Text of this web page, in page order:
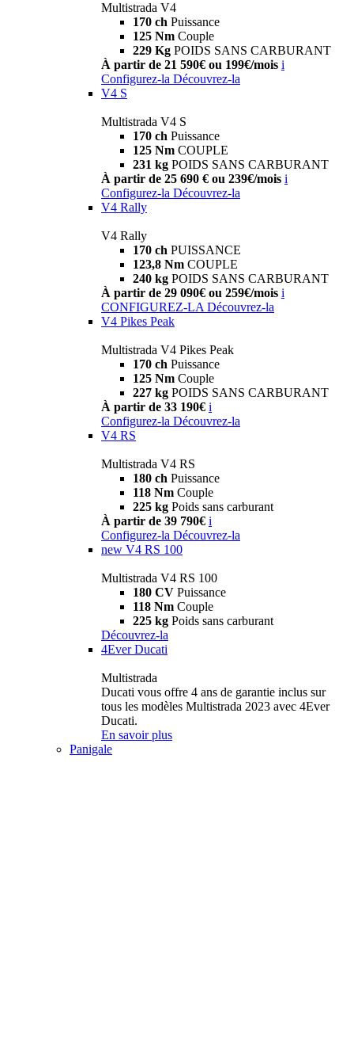
Multistrada V4
170 ch Puissance
125 Nm Couple
229 Kg POIDS SANS CARBURANT
À partir de 21 590€ ou 199€/mois i
Configurez-la Découvrez-la
V4 S
Multistrada V4 S
170 ch Puissance
125 Nm COUPLE
231 kg POIDS SANS CARBURANT
À partir de 25 690 € ou 239€/mois i
Configurez-la Découvrez-la
V4 Rally
V4 Rally
170 ch PUISSANCE
123,8 Nm COUPLE
240 kg POIDS SANS CARBURANT
À partir de 29 090€ ou 259€/mois i
CONFIGUREZ-LA Découvrez-la
V4 Pikes Peak
Multistrada V4 Pikes Peak
170 ch Puissance
125 Nm Couple
227 kg POIDS SANS CARBURANT
À partir de 33 190€ i
Configurez-la Découvrez-la
V4 RS
Multistrada V4 RS
180 ch Puissance
118 Nm Couple
225 kg Poids sans carburant
À partir de 39 790€ i
Configurez-la Découvrez-la
new V4 RS 100
Multistrada V4 RS 100
180 CV Puissance
118 Nm Couple
225 kg Poids sans carburant
Découvrez-la
4Ever Ducati
Multistrada
Ducati vous offre 4 ans de garantie inclus sur
tous les modèles Multistrada 2023 avec 4Ever
Ducati.
En savoir plus
Panigale